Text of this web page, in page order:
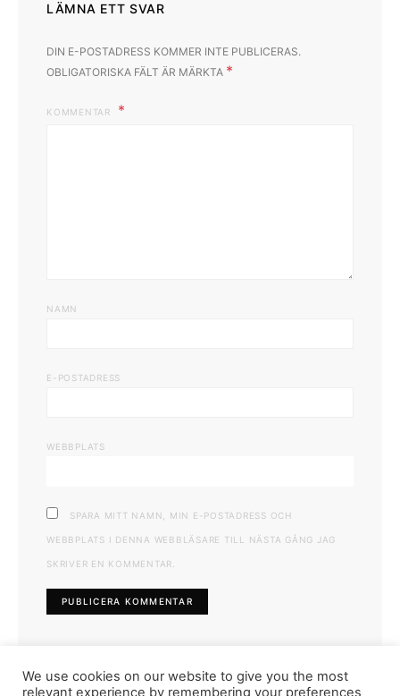
LÄMNA ETT SVAR
DIN E-POSTADRESS KOMMER INTE PUBLICERAS.
OBLIGATORISKA FÄLT ÄR MÄRKTA *
KOMMENTAR
NAMN
E-POSTADRESS
WEBBPLATS
SPARA MITT NAMN, MIN E-POSTADRESS OCH
WEBBPLATS I DENNA WEBBLÄSARE TILL NÄSTA GÅNG JAG
SKRIVER EN KOMMENTAR.
We use cookies on our website to give you the most
relevant experience by remembering your preferences